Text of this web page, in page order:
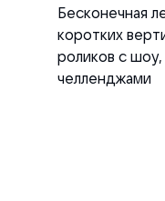
Бесконечная
коротких
роликов с
челленджами